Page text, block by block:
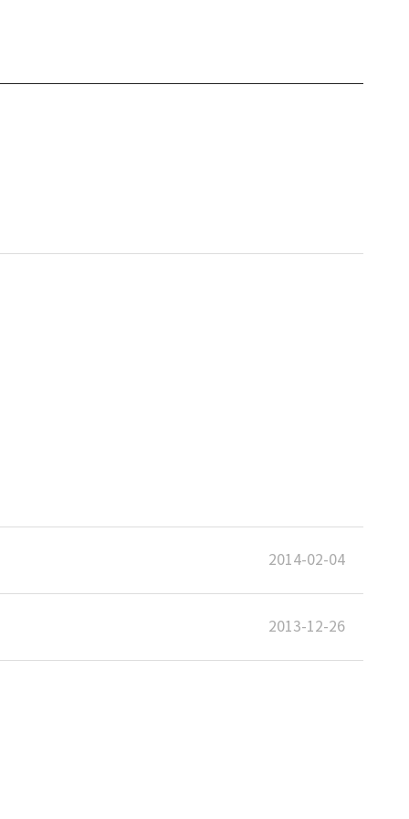
2014-02-04
2013-12-26